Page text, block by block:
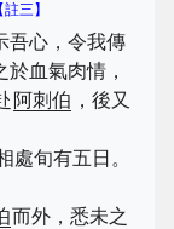
【註三】
吾心，令我傳
血氣肉情，
阿刺伯 ，後又
處旬有五日。
而外，悉未之